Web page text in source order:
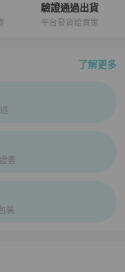
驗證通過出貨
平台發貨給買家
了解更多
流程介紹
書
裝